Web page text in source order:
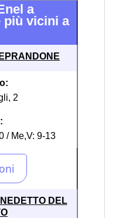
a
più vicini a
2
/ Me,V: 9-13
DEL